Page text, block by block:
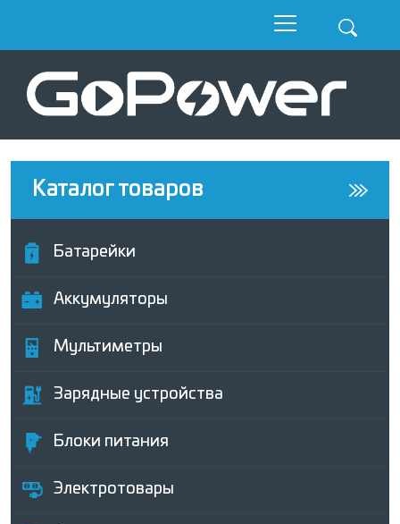
Каталог товаров
Батарейки
Аккумуляторы
Мультиметры
Зарядные устройства
Блоки питания
Электротовары